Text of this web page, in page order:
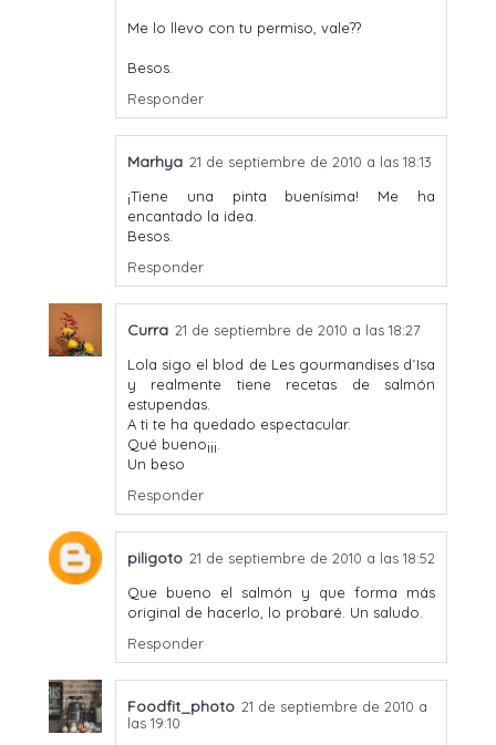
Me lo llevo con tu permiso, vale??
Besos.
Responder
Marhya 21 de septiembre de 2010 a las 18:13
¡Tiene una pinta buenísima! Me ha
encantado la idea.
Besos.
Responder
Curra 21 de septiembre de 2010 a las 18:27
Lola sigo el blod de Les gourmandises d´Isa
y realmente tiene recetas de salmón
estupendas.
A ti te ha quedado espectacular.
Qué bueno¡¡¡.
Un beso
Responder
piligoto 21 de septiembre de 2010 a las 18:52
Que bueno el salmón y que forma más
original de hacerlo, lo probaré. Un saludo.
Responder
Foodfit_photo 21 de septiembre de 2010 a
las 19:10